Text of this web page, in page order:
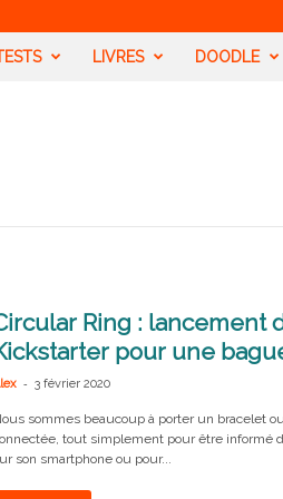
LIVRES DOODLE
Ring : lancement
pour une
- 3 février 2020
sommes beaucoup à porter un bracelet
tout simplement pour être informé
son smartphone ou pour...